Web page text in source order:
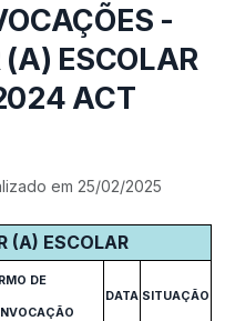
-
ESCOLAR
ACT
em 25/02/2025
(A) ESCOLAR
DE
DATA SITUAÇÃO